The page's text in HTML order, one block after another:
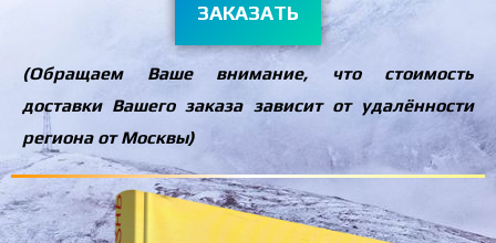
ЗАКАЗАТЬ
(Обращаем Ваше внимание, что стоимость
доставки Вашего заказа зависит от удалённости
региона от Москвы)